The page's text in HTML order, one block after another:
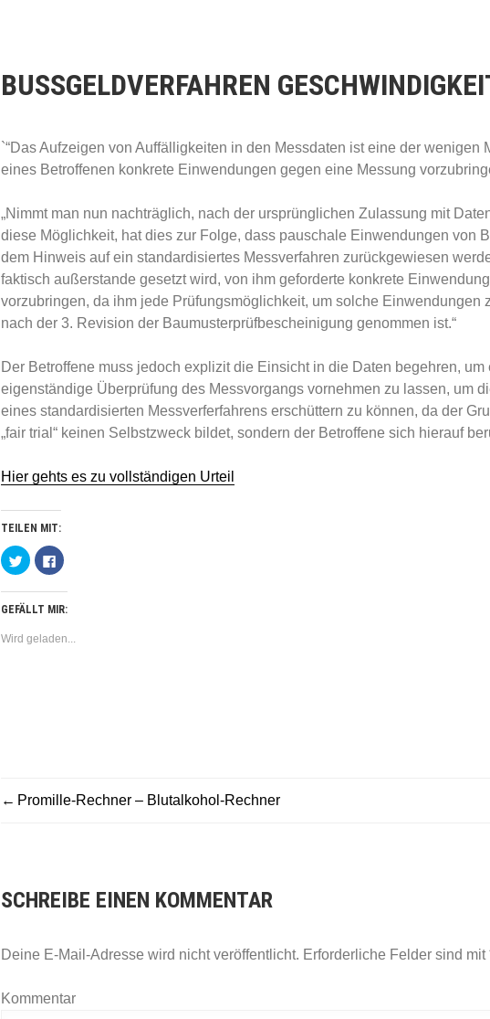
BUSSGELDVERFAHREN
`“Das Aufzeigen von Auffälligkeiten in den Messdaten ist eine der wenigen
eines Betroffenen konkrete Einwendungen gegen eine Messung
„Nimmt man nun nachträglich, nach der ursprünglichen Zulassung mit
diese Möglichkeit, hat dies zur Folge, dass pauschale Einwendungen von
dem Hinweis auf ein standardisiertes Messverfahren zurückgewiesen
faktisch außerstande gesetzt wird, von ihm geforderte konkrete
vorzubringen, da ihm jede Prüfungsmöglichkeit, um solche Einwendungen
nach der 3. Revision der Baumusterprüfbescheinigung genommen ist.“
Der Betroffene muss jedoch explizit die Einsicht in die Daten begehren, um
eigenständige Überprüfung des Messvorgangs vornehmen zu lassen, um
eines standardisierten Messverferfahrens erschüttern zu können, da der
„fair trial“ keinen Selbstzweck bildet, sondern der Betroffene sich hierauf
Hier gehts es zu vollständigen Urteil
TEILEN MIT:
Klick,
um
über
Twitter
zu
teilen
in
neuem
Klick,
um
Facebook
teilen
in
neuem
GEFÄLLT MIR:
Wird geladen...
BEITRAGSNAVIGATION
Promille-Rechner – Blutalkohol-Rechner
SCHREIBE EINEN KOMMENTAR
Deine E-Mail-Adresse wird nicht veröffentlicht. Erforderliche Felder sind mit
Kommentar